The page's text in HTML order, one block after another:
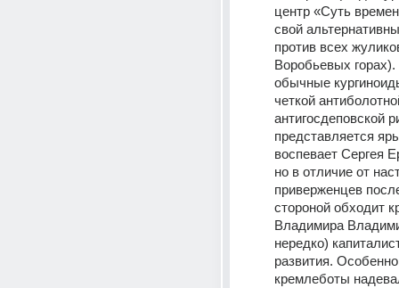
центр «Суть
свой
против всех
Воробьевых горах).
обычные
четкой
антигосдеповской
представляется
воспевает Сергея
но в отличие от
приверженцев
стороной обходит
Владимира
нередко)
развития.
кремлеботы